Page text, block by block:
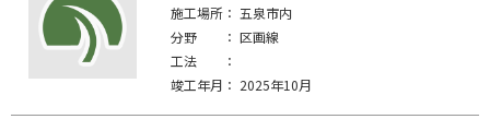
施工場所： 五泉市内
分野 ： 区画線
工法 ：
竣工年月： 2025年10月